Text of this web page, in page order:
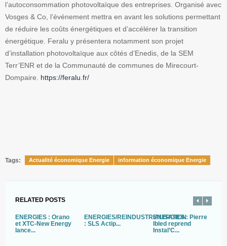
l’autoconsommation photovoltaïque des entreprises. Organisé avec
Vosges & Co, l’événement mettra en avant les solutions permettant
de réduire les coûts énergétiques et d’accélérer la transition
énergétique. Feralu y présentera notamment son projet
d’installation photovoltaïque aux côtés d’Enedis, de la SEM
Terr’ENR et de la Communauté de communes de Mirecourt-
Dompaire. https://feralu.fr/
Tags: Actualité économique Energie information économique Energie
RELATED POSTS
ENERGIES : Orano
et XTC-New Energy
lance...
ENERGIES/REINDUSTRIALISATION
: SLS Actip...
ENERGIES : Pierre
Ibled reprend
Instal’C...